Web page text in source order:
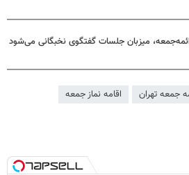
میزبان جلسات گفتگوی نخبگانی می‌شود
جمعه تهران
اقامه نماز جمعه